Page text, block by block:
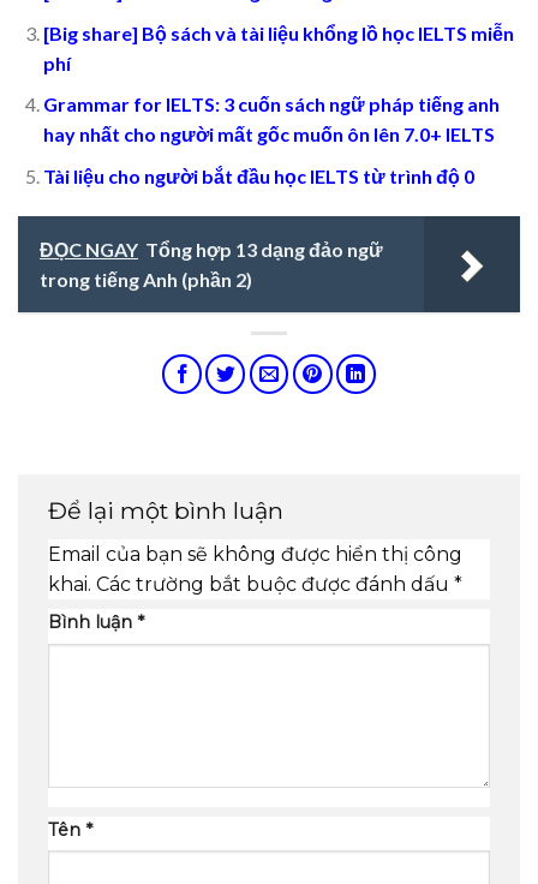
[Big share] Bộ sách và tài liệu khổng lồ học IELTS miễn
phí
Grammar for IELTS: 3 cuốn sách ngữ pháp tiếng anh
hay nhất cho người mất gốc muốn ôn lên 7.0+ IELTS
Tài liệu cho người bắt đầu học IELTS từ trình độ 0
ĐỌC NGAY Tổng hợp 13 dạng đảo ngữ
trong tiếng Anh (phần 2)
Để lại một bình luận
Email của bạn sẽ không được hiển thị công
khai. Các trường bắt buộc được đánh dấu *
Bình luận *
Tên *